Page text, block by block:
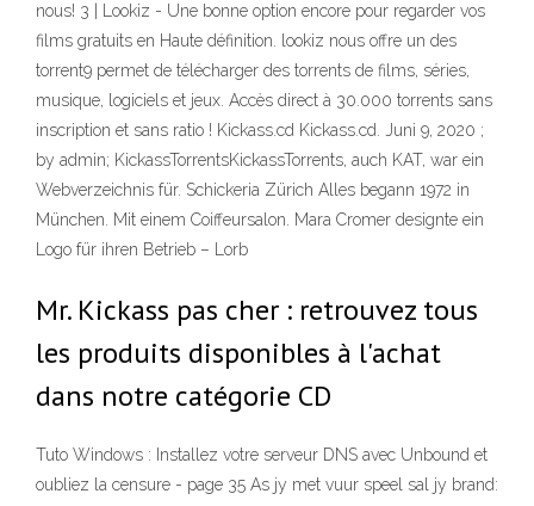
nous! 3 | Lookiz - Une bonne option encore pour regarder vos
films gratuits en Haute définition. lookiz nous offre un des
torrent9 permet de télécharger des torrents de films, séries,
musique, logiciels et jeux. Accès direct à 30.000 torrents sans
inscription et sans ratio ! Kickass.cd Kickass.cd. Juni 9, 2020 ;
by admin; KickassTorrentsKickassTorrents, auch KAT, war ein
Webverzeichnis für. Schickeria Zürich Alles begann 1972 in
München. Mit ­einem Coiffeursalon. Mara Cromer de­signte ein
Logo für ihren Betrieb – Lorb
Mr. Kickass pas cher : retrouvez tous
les produits disponibles à l'achat
dans notre catégorie CD
Tuto Windows : Installez votre serveur DNS avec Unbound et
oubliez la censure - page 35 As jy met vuur speel sal jy brand: